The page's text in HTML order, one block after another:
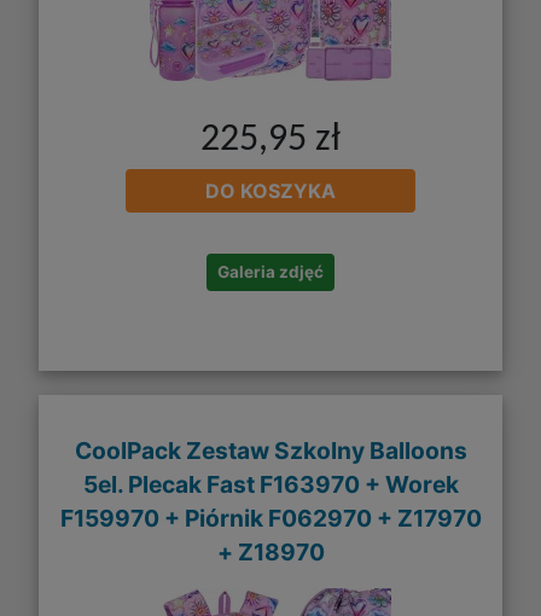
225,95 zł
DO KOSZYKA
Galeria zdjęć
CoolPack Zestaw Szkolny Balloons
5el. Plecak Fast F163970 + Worek
F159970 + Piórnik F062970 + Z17970
+ Z18970